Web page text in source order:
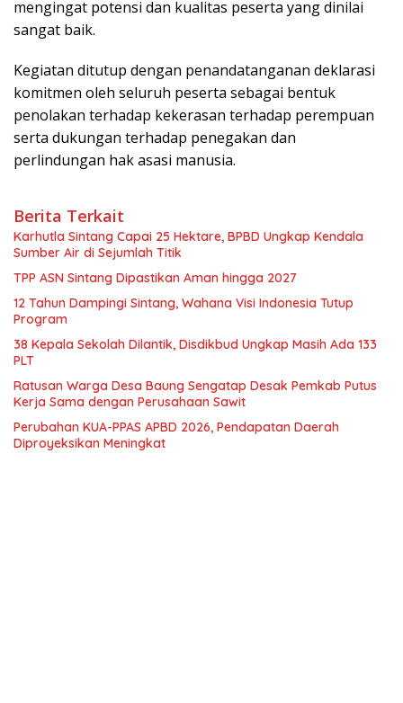
mengingat potensi dan kualitas peserta yang dinilai
sangat baik.
Kegiatan ditutup dengan penandatanganan deklarasi
komitmen oleh seluruh peserta sebagai bentuk
penolakan terhadap kekerasan terhadap perempuan
serta dukungan terhadap penegakan dan
perlindungan hak asasi manusia.
Berita Terkait
Karhutla Sintang Capai 25 Hektare, BPBD Ungkap Kendala
Sumber Air di Sejumlah Titik
TPP ASN Sintang Dipastikan Aman hingga 2027
12 Tahun Dampingi Sintang, Wahana Visi Indonesia Tutup
Program
38 Kepala Sekolah Dilantik, Disdikbud Ungkap Masih Ada 133
PLT
Ratusan Warga Desa Baung Sengatap Desak Pemkab Putus
Kerja Sama dengan Perusahaan Sawit
Perubahan KUA-PPAS APBD 2026, Pendapatan Daerah
Diproyeksikan Meningkat